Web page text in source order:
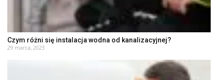
Czym różni się instalacja wodna od kanalizacyjnej?
29 marca, 2023